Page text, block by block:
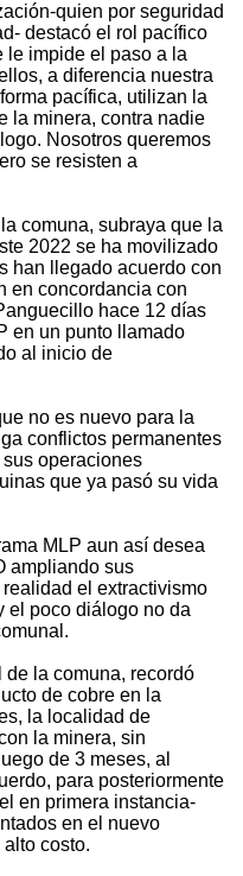
quien por seguridad
destacó el rol pacífico
le impide el paso a la
a diferencia nuestra
pacífica, utilizan la
la minera, contra nadie
Nosotros queremos
se resisten a
comuna, subraya que la
2022 se ha movilizado
han llegado acuerdo con
en concordancia con
hace 12 días
en un punto llamado
al inicio de
no es nuevo para la
conflictos permanentes
operaciones
que ya pasó su vida
MLP aun así desea
ampliando sus
el extractivismo
el poco diálogo no da
la comuna, recordó
de cobre en la
la localidad de
la minera, sin
de 3 meses, al
para posteriormente
en primera instancia-
en el nuevo
costo.